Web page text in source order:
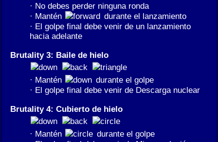
· No debes perder ninguna ronda
· Mantén
durante el lanzamiento
· El golpe final debe venir de un lanzamiento
hacia adelante
Brutality 3: Baile de hielo
· Mantén
durante el golpe
· El golpe final debe venir de Descarga nuclear
Brutality 4: Cubierto de hielo
· Mantén
durante el golpe